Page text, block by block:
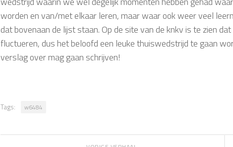
worden en van/met elkaar leren, maar waar ook weer veel
dat bovenaan de lijst staan. Op de site van de knkv is te zien
fluctueren, dus het beloofd een leuke thuiswedstrijd te gaan
verslag over mag gaan schrijven!
Tags: w6484